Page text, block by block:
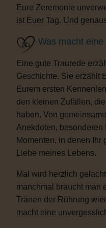
Eure Zeremonie
ist Euer Tag. Und
Was macht
Eine gute Traurede
Geschichte. Sie erzählt
Eurem ersten
den kleinen Zufällen,
haben. Von
Anekdoten,
Momenten, in denen Ihr
Liebe meines Lebens.
Mal wird herzlich
manchmal braucht man
Tränen der Rührung
macht eine